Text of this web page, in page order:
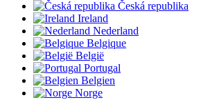
Česká republika
Ireland
Nederland
Belgique
België
Portugal
Belgien
Norge